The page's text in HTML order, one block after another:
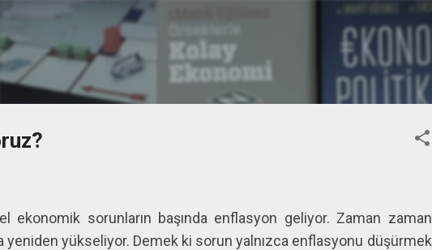
Ana içeriğe atla
ekonomik sorunların başında enflasyon geliyor. Zaman zaman
yükseliyor. Demek ki sorun yalnızca enflasyonu düşürmek